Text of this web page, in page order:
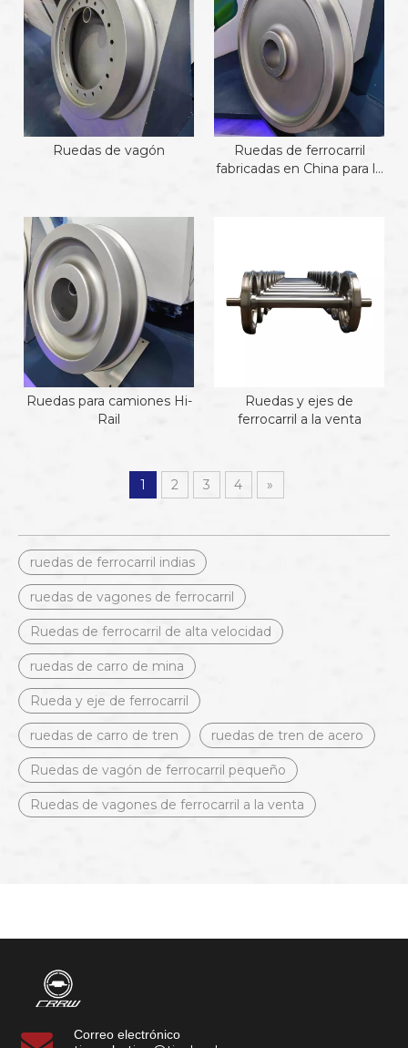
Ruedas de vagón
Ruedas de ferrocarril
fabricadas en China para la
Ruedas para camiones Hi-
Rail
Ruedas y ejes de
ferrocarril a la venta
1 2 3 4 »
ruedas de ferrocarril indias
ruedas de vagones de ferrocarril
Ruedas de ferrocarril de alta velocidad
ruedas de carro de mina
Rueda y eje de ferrocarril
ruedas de carro de tren ruedas de tren de acero
Ruedas de vagón de ferrocarril pequeño
Ruedas de vagones de ferrocarril a la venta
Correo electrónico